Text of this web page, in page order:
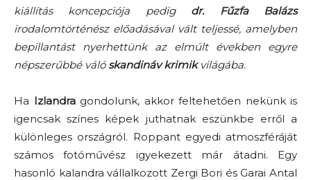
kiállítás koncepciója pedig dr. Fűzfa Balázs
irodalomtörténész előadásával vált teljessé, amelyben
bepillantást nyerhettünk az elmúlt években egyre
népszerűbbé válóskandináv krimikvilágába.
Ha Izlandragondolunk, akkor feltehetően nekünk is
igencsak színes képek juthatnak eszünkbe erről a
különleges országról. Roppant egyedi atmoszféráját
számos fotóművész igyekezett már átadni. Egy
hasonló kalandra vállalkozott Zergi Bori és Garai Antal